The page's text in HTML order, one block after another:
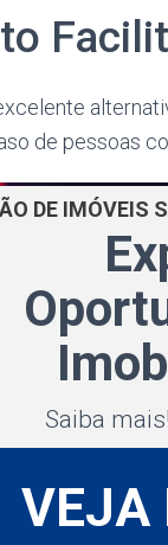
de pessoas
DE IMÓVEIS
Saiba
VEJA